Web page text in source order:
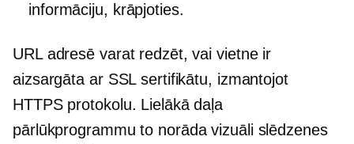
informāciju, krāpjoties.
URL adresē varat redzēt, vai vietne ir
aizsargāta ar SSL sertifikātu, izmantojot
HTTPS protokolu. Lielākā daļa
pārlūkprogrammu to norāda vizuāli slēdzenes